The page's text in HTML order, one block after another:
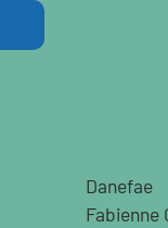
Danefae
Fabienne